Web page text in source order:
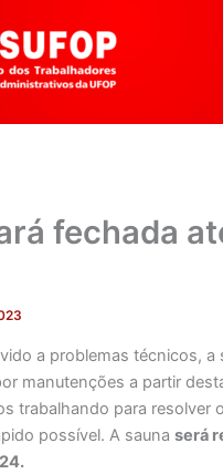
fechada
a problemas técnicos, a
manutenções a partir
trabalhando para resolver
possível. A saunaserá